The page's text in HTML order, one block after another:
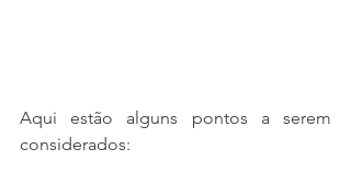
Aqui estão alguns pontos a serem
considerados: